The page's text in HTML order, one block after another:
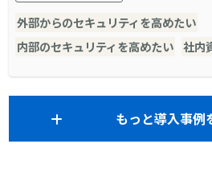
外部からのセキュリティを高めたい
内部のセキュリティを高めたい 社内
もっと導入事例